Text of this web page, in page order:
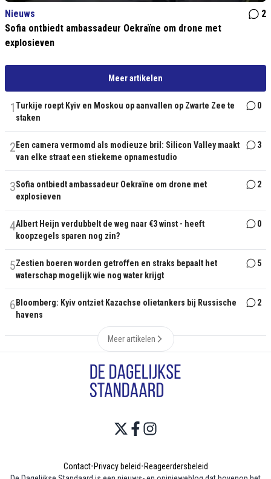
Nieuws
2
Sofia ontbiedt ambassadeur Oekraïne om drone met
explosieven
Meer artikelen
1Turkije roept Kyiv en Moskou op aanvallen op Zwarte Zee te
staken
0
2 Een camera vermomd als modieuze bril: Silicon Valley maakt
van elke straat een stiekeme opnamestudio
3
3Sofia ontbiedt ambassadeur Oekraïne om drone met
explosieven
2
4Albert Heijn verdubbelt de weg naar €3 winst - heeft
koopzegels sparen nog zin?
0
5Zestien boeren worden getroffen en straks bepaalt het
waterschap mogelijk wie nog water krijgt
5
6 Bloomberg: Kyiv ontziet Kazachse olietankers bij Russische
havens
2
Meer artikelen
Contact•Privacy beleid•Reageerdersbeleid